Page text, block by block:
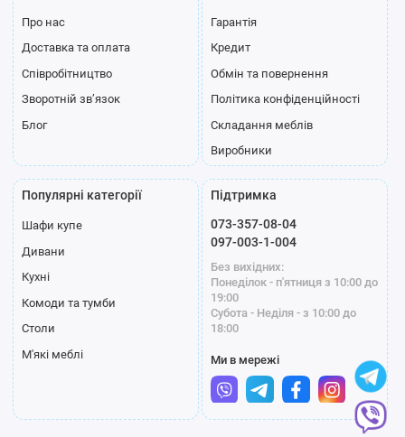
Про нас
Доставка та оплата
Співробітництво
Зворотній зв’язок
Блог
Гарантія
Кредит
Обмін та повернення
Політика конфіденційності
Складання меблів
Виробники
Популярні категорії
Шафи купе
Дивани
Кухні
Комоди та тумби
Столи
М'які меблі
Підтримка
073-357-08-04
097-003-1-004
Без вихідних:
Понеділок - п'ятниця з 10:00 до
19:00
Субота - Неділя - з 10:00 до
18:00
Ми в мережі